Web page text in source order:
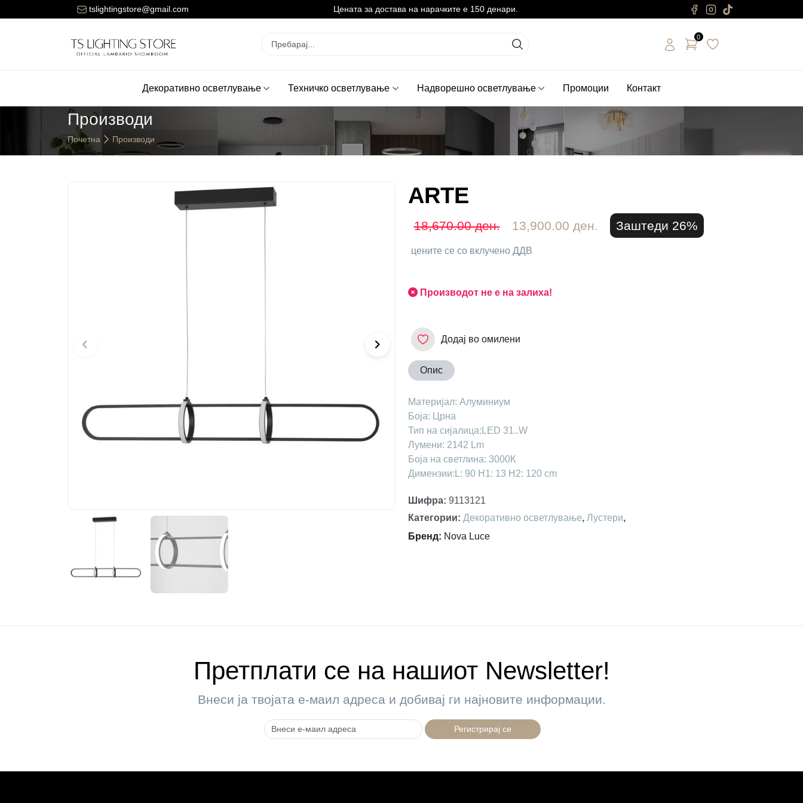
tslightingstore@gmail.com
за достава на нарачките е 150 денари. Цената за достава на нарачките е 150 денари.
0
Декоративно осветлување Техничко осветлување Надворешно осветлување Промоции Контакт
Производи
Почетна Производи
ARTE
18,670.00 ден. 13,900.00 ден. Заштеди 26%
цените се со вклучено ДДВ
Производот не е на залиха!
Додај во омилени
Опис
Maтеријал: Алуминиум
Боја: Црнa
Тип на сијалица:LED 31..W
Лумени: 2142 Lm
Боја на светлина: 3000К
Димензии:L: 90 H1: 13 H2: 120 cm
Шифра: 9113121
Категории: Декоративно осветлување, Лустери,
Бренд: Nova Luce
Претплати се на нашиот Newsletter!
Внеси ја твојата е-маил адреса и добивај ги најновите информации.
Регистрирај се